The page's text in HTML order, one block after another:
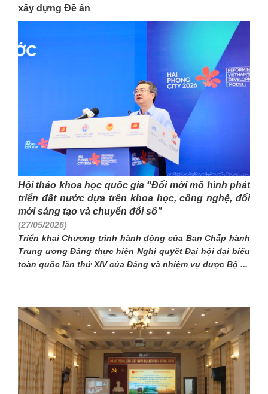
xây dựng Đề án
Hội thảo khoa học quốc gia “Đổi mới mô hình phát
triển đất nước dựa trên khoa học, công nghệ, đổi
mới sáng tạo và chuyển đổi số”
(27/05/2026)
Triển khai Chương trình hành động của Ban Chấp hành
Trung ương Đảng thực hiện Nghị quyết Đại hội đại biểu
toàn quốc lần thứ XIV của Đảng và nhiệm vụ được Bộ ...